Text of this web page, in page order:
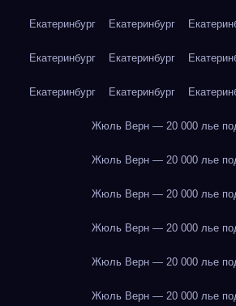
Екатеринбург Екатеринбург
Екатеринбург Екатеринбург
Екатеринбург Екатеринбург
Жюль Верн — 20 000 лье
Жюль Верн — 20 000 лье
Жюль Верн — 20 000 лье
Жюль Верн — 20 000 лье
Жюль Верн — 20 000 лье
Жюль Верн — 20 000 лье